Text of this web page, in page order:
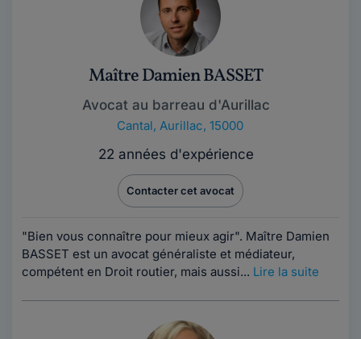
Maître Damien BASSET
Avocat au barreau d'Aurillac
Cantal, Aurillac, 15000
22 années d'expérience
Contacter cet avocat
"Bien vous connaître pour mieux agir". Maître Damien
BASSET est un avocat généraliste et médiateur,
compétent en Droit routier, mais aussi... Lire la suite